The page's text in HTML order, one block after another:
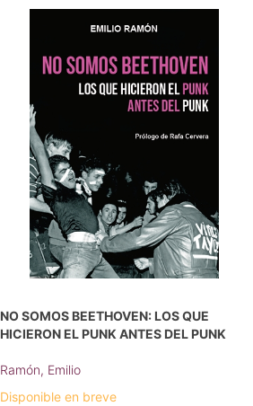
NO SOMOS BEETHOVEN: LOS QUE
HICIERON EL PUNK ANTES DEL PUNK
Ramón, Emilio
Disponible en breve